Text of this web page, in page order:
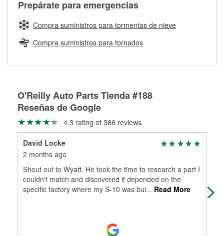
Herramientas de O'Reilly
para reparar el sistema hidráulico de tu maquinaria
agrícola o de construcción.
Más información acerca del servicio de mezcla de pintura
de O'Reilly
traigas tus partes de frenos, nuestros profesionales
medirán tus tambores o discos para determinar si pueden
ser rectificados con seguridad. Si tus tambores o discos no
pueden ser reutilizados, podemos ayudarte a encontrar las
partes de reemplazo correctas para tu reparación.
Rectificación de tambores y discos de freno
Prepárate para emergencias
Compra suministros para tormentas de nieve
Compra suministros para tornados
O'Reilly Auto Parts Tienda #188
Reseñas de Google
4.3 rating of 366 reviews
David Locke
2 months ago
Shout out to Wyatt. He took the time to research a part I
couldn't match and discovered it depended on the
specific factory where my S-10 was bui... Read More